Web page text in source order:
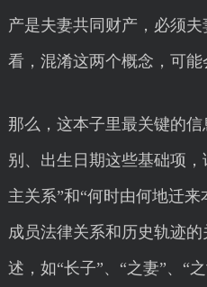
产是夫妻共同财产，必须
看，混淆这两个概念，可能
那么，这本子里最关键的
别、出生日期这些基础项
主关系”和“何时由何地迁
成员法律关系和历史轨迹
述，如“长子”、“之妻”、“